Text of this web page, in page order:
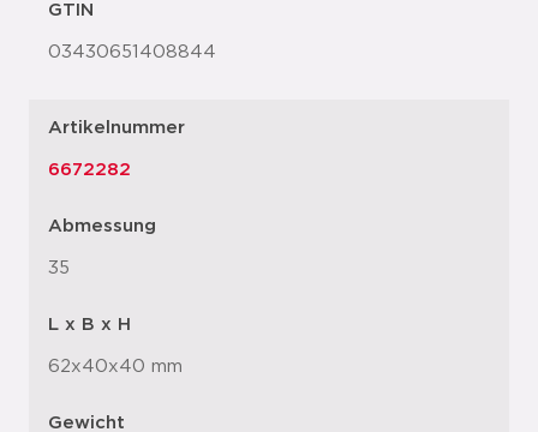
GTIN
03430651408844
Artikelnummer
6672282
Abmessung
35
L x B x H
62x40x40 mm
Gewicht